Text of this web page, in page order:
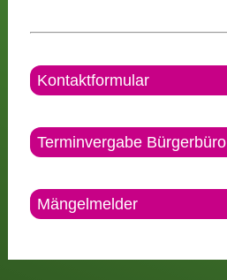
Kontaktformular
Terminvergabe Bürgerbüro
Mängelmelder